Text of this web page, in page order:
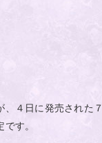
４日に発売された７
す。